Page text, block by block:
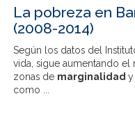
La pobreza en
(2008-2014)
Según los datos del
vida, sigue aumentando
zonas de marginalidad y
como ...